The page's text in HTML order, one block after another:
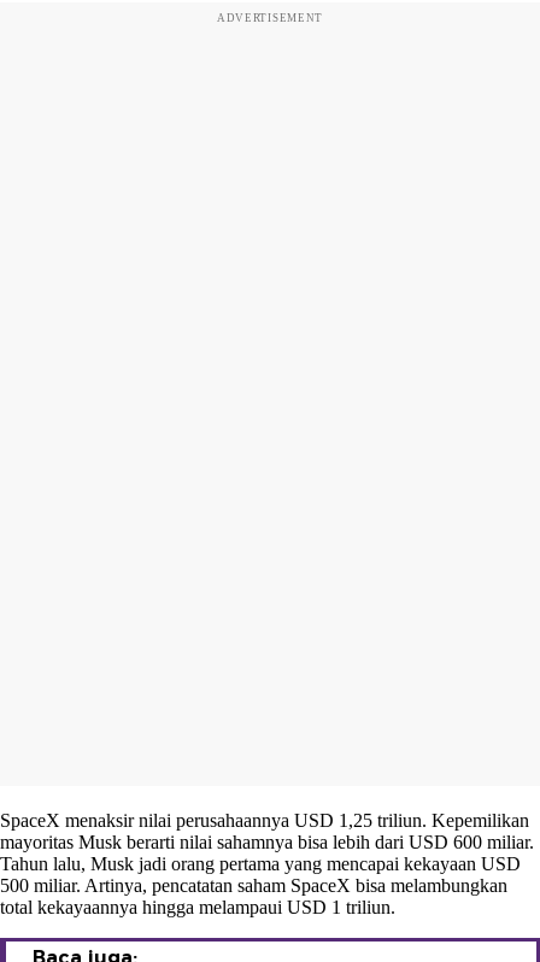
ADVERTISEMENT
SpaceX menaksir nilai perusahaannya USD 1,25 triliun. Kepemilikan
mayoritas Musk berarti nilai sahamnya bisa lebih dari USD 600 miliar.
Tahun lalu, Musk jadi orang pertama yang mencapai kekayaan USD
500 miliar. Artinya, pencatatan saham SpaceX bisa melambungkan
total kekayaannya hingga melampaui USD 1 triliun.